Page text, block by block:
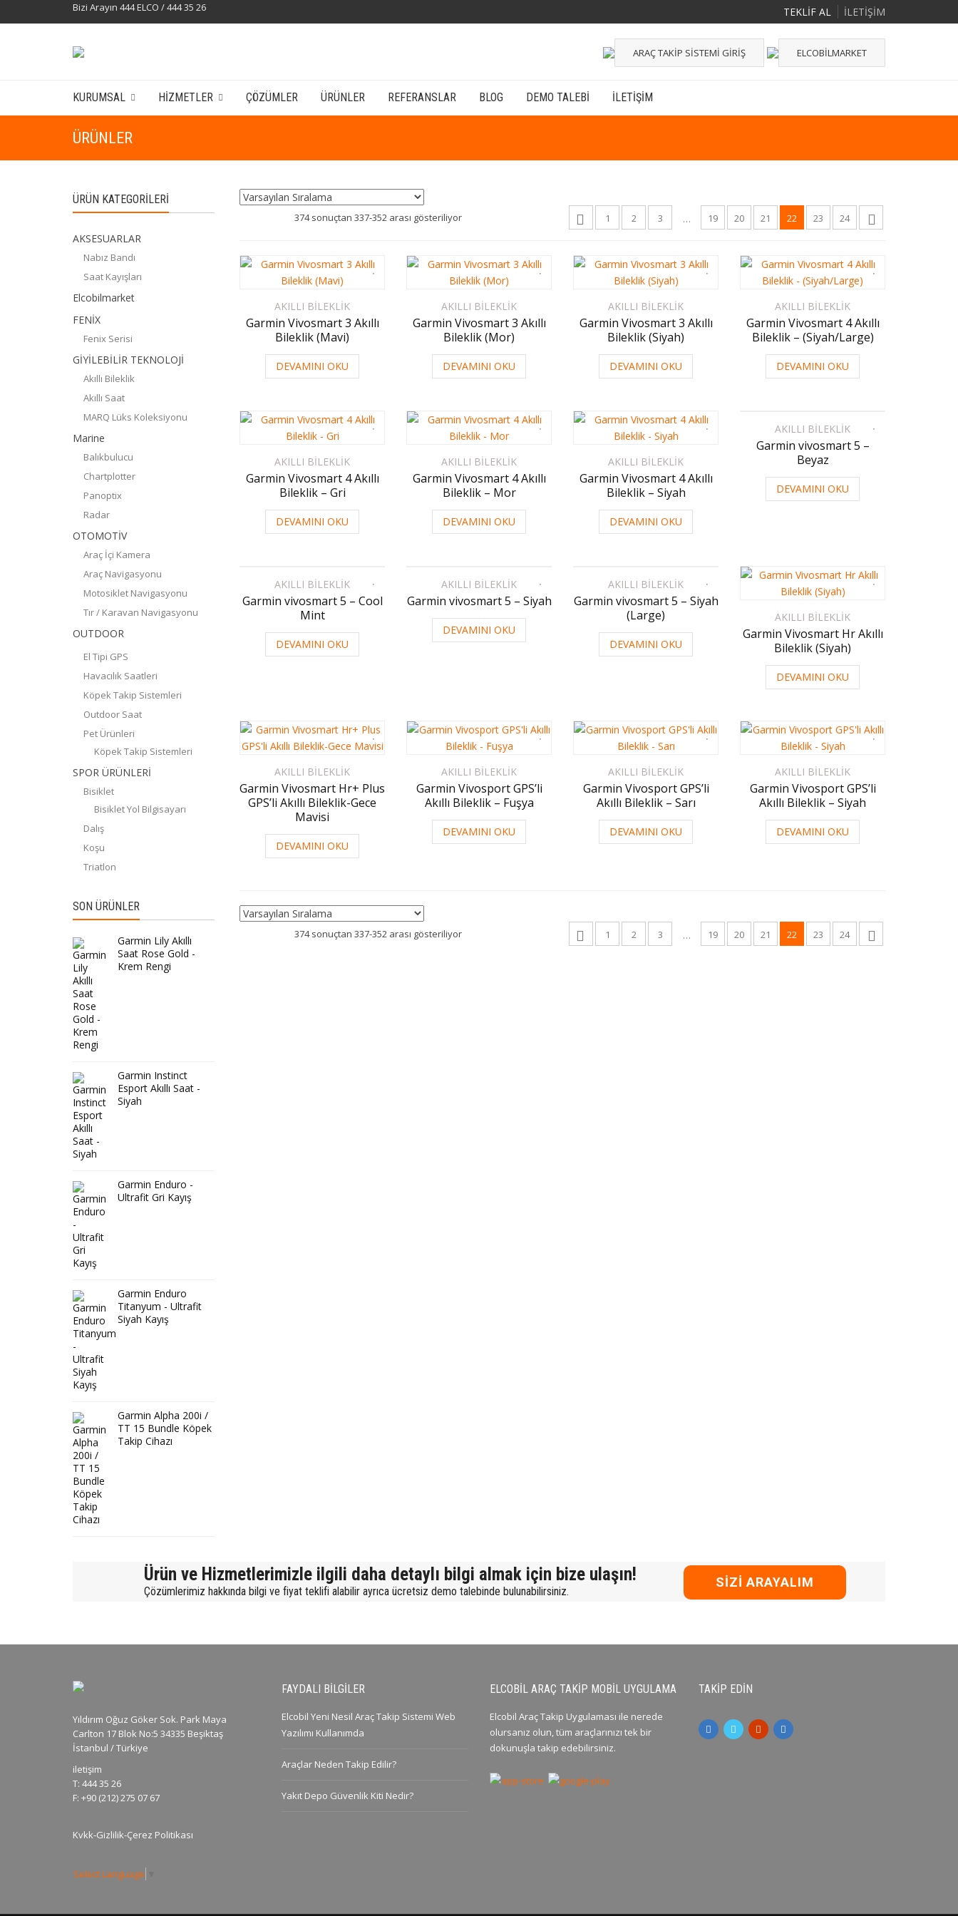
Bizi Arayın 444 ELCO / 444 35 26 TEKLİF AL İLETİŞİM
ARAÇ TAKIP SISTEMI GIRIŞ ELCOBILMARKET
KURUMSAL HIZMETLER ÇÖZÜMLER ÜRÜNLER REFERANSLAR BLOG DEMO TALEBI İLETIŞIM
ÜRÜNLER
1 2 3 … 19 20 21 22 23 24
374 sonuçtan 337-352 arası gösteriliyor
AKILLI BILEKLIK
Garmin Vivosmart 3 Akıllı
Bileklik (Mavi)
DEVAMINI OKU
AKILLI BILEKLIK
Garmin Vivosmart 3 Akıllı
Bileklik (Mor)
DEVAMINI OKU
AKILLI BILEKLIK
Garmin Vivosmart 3 Akıllı
Bileklik (Siyah)
DEVAMINI OKU
AKILLI BILEKLIK
Garmin Vivosmart 4 Akıllı
Bileklik – (Siyah/Large)
DEVAMINI OKU
AKILLI BILEKLIK
Garmin Vivosmart 4 Akıllı
Bileklik – Gri
DEVAMINI OKU
AKILLI BILEKLIK
Garmin Vivosmart 4 Akıllı
Bileklik – Mor
DEVAMINI OKU
AKILLI BILEKLIK
Garmin Vivosmart 4 Akıllı
Bileklik – Siyah
DEVAMINI OKU
AKILLI BILEKLIK
Garmin vivosmart 5 –
Beyaz
DEVAMINI OKU
AKILLI BILEKLIK
Garmin vivosmart 5 – Cool
Mint
DEVAMINI OKU
AKILLI BILEKLIK
Garmin vivosmart 5 – Siyah
DEVAMINI OKU
AKILLI BILEKLIK
Garmin vivosmart 5 – Siyah
(Large)
DEVAMINI OKU
AKILLI BILEKLIK
Garmin Vivosmart Hr Akıllı
Bileklik (Siyah)
DEVAMINI OKU
AKILLI BILEKLIK
Garmin Vivosmart Hr+ Plus
GPS’li Akıllı Bileklik-Gece
Mavisi
DEVAMINI OKU
AKILLI BILEKLIK
Garmin Vivosport GPS’li
Akıllı Bileklik – Fuşya
DEVAMINI OKU
AKILLI BILEKLIK
Garmin Vivosport GPS’li
Akıllı Bileklik – Sarı
DEVAMINI OKU
AKILLI BILEKLIK
Garmin Vivosport GPS’li
Akıllı Bileklik – Siyah
DEVAMINI OKU
1 2 3 … 19 20 21 22 23 24
374 sonuçtan 337-352 arası gösteriliyor
ÜRÜN KATEGORILERI
AKSESUARLAR
Nabız Bandı
Saat Kayışları
Elcobilmarket
FENİX
Fenix Serisi
GİYİLEBİLİR TEKNOLOJİ
Akıllı Bileklik
Akıllı Saat
MARQ Lüks Koleksiyonu
Marine
Balıkbulucu
Chartplotter
Panoptix
Radar
OTOMOTİV
Araç İçi Kamera
Araç Navigasyonu
Motosiklet Navigasyonu
Tır / Karavan Navigasyonu
OUTDOOR
El Tipi GPS
Havacılık Saatleri
Köpek Takip Sistemleri
Outdoor Saat
Pet Ürünleri
Köpek Takip Sistemleri
SPOR ÜRÜNLERİ
Bisiklet
Bisiklet Yol Bilgisayarı
Dalış
Koşu
Triatlon
SON ÜRÜNLER
Garmin Lily Akıllı
Saat Rose Gold -
Krem Rengi
Garmin Instinct
Esport Akıllı Saat -
Siyah
Garmin Enduro -
Ultrafit Gri Kayış
Garmin Enduro
Titanyum - Ultrafit
Siyah Kayış
Garmin Alpha 200i /
TT 15 Bundle Köpek
Takip Cihazı
Ürün ve Hizmetlerimizle ilgili daha detaylı bilgi almak için bize ulaşın!
Çözümlerimiz hakkında bilgi ve fiyat teklifi alabilir ayrıca ücretsiz demo talebinde bulunabilirsiniz.
SIZI ARAYALIM
Yıldırım Oğuz Göker Sok. Park Maya
Carlton 17 Blok No:5 34335 Beşiktaş
İstanbul / Türkiye
iletişim
T: 444 35 26
F: +90 (212) 275 07 67
Kvkk-Gizlilik-Çerez Politikası
Select Language
FAYDALI BILGILER
Elcobil Yeni Nesil Araç Takip Sistemi Web
Yazılımı Kullanımda
Araçlar Neden Takip Edilir?
Yakıt Depo Güvenlik Kiti Nedir?
ELCOBIL ARAÇ TAKIP MOBIL UYGULAMA
Elcobil Araç Takip Uygulaması ile nerede
olursanız olun, tüm araçlarınızı tek bir
dokunuşla takip edebilirsiniz.
TAKIP EDIN